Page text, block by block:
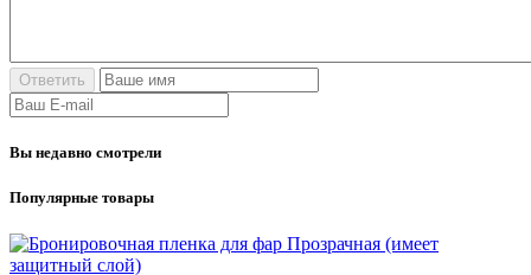
Вы недавно смотрели
Популярные товары